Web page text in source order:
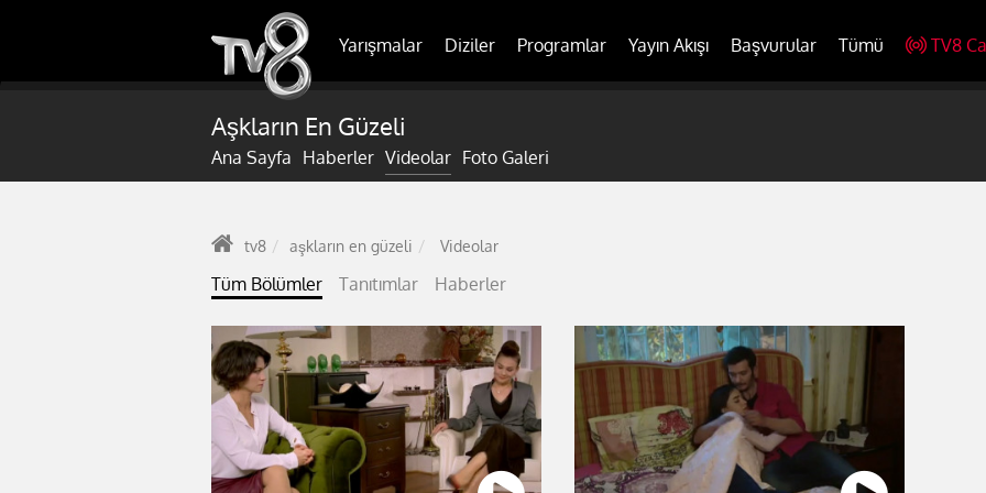
Yarışmalar Diziler Programlar Yayın Akışı Başvurular Tümü TV8
Aşkların En Güzeli
Ana Sayfa Haberler Videolar Foto Galeri
tv8 aşkların en güzeli Videolar
Tüm Bölümler Tanıtımlar Haberler